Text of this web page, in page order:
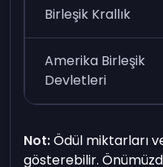
Birleşik Krallık
Amerika Birleşik
Devletleri
Not:Ödül miktarları
gösterebilir.